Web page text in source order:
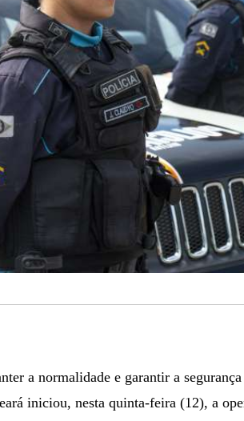
a normalidade e garantir a
iniciou, nesta quinta-feira (12), a